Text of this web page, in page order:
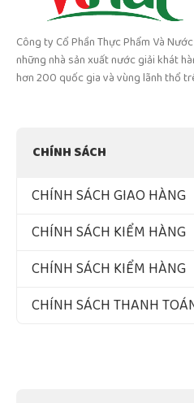
Công ty Cổ Phần Thực Phẩm Và
những nhà sản xuất nước giải khát
hơn 200 quốc gia và vùng lãnh thổ
CHÍNH SÁCH
CHÍNH SÁCH GIAO HÀNG
CHÍNH SÁCH KIỂM HÀNG
CHÍNH SÁCH KIỂM HÀNG
CHÍNH SÁCH THANH